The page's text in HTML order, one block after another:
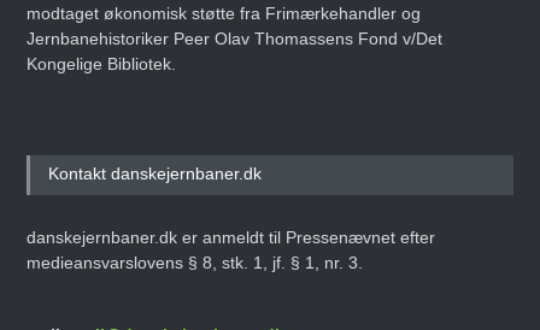
modtaget økonomisk støtte fra Frimærkehandler og
Jernbanehistoriker Peer Olav Thomassens Fond v/Det
Kongelige Bibliotek.
Kontakt danskejernbaner.dk
danskejernbaner.dk er anmeldt til Pressenævnet efter
medieansvarslovens § 8, stk. 1, jf. § 1, nr. 3.